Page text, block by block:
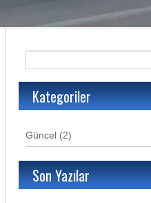
Kategoriler
Güncel (2)
Son Yazılar